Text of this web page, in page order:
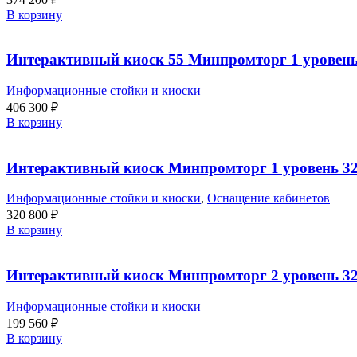
В корзину
Интерактивный киоск 55 Минпромторг 1
Информационные стойки и киоски
406 300 ₽
В корзину
Интерактивный киоск Минпромторг 1 уровень
Информационные стойки и киоски, Оснащение кабинетов
320 800 ₽
В корзину
Интерактивный киоск Минпромторг 2 уровень
Информационные стойки и киоски
199 560 ₽
В корзину